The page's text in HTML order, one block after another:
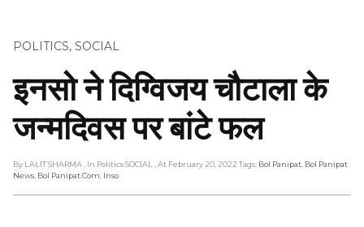
POLITICS, SOCIAL
इनसो ने दिग्विजय चौटाला के
जन्मदिवस पर बांटे फल
By LALIT SHARMA , In Politics SOCIAL , At February 20, 2022 Tags: Bol Panipat Bol Panipat
News Bol Panipat.com Inso